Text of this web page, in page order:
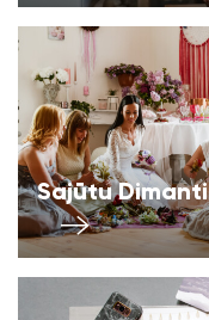
Sajūtu Dimanti